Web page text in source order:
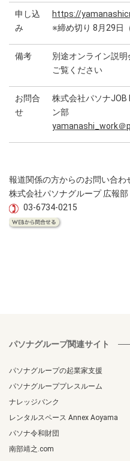
申し込
み
https://
※締め切り 8月29日
備考
別途オンライン説
ご覧ください
お問合
せ
株式会社パソナ
ン部
yamanashi_work＠
報道関係の方からのお問い合わ
株式会社パソナグループ 広報部
03-6734-0215
パソナグループ関連サイト
パソナグループの起業家支援
パソナグループプレスルーム
ナレッジバンク
レンタルスペース Annex Aoyama
パソナ令和財団
南部靖之.com